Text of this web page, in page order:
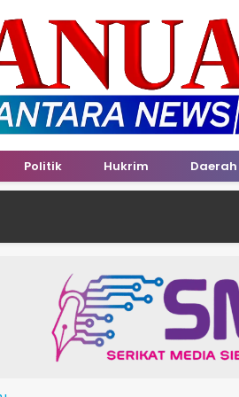
Politik Hukrim Daerah